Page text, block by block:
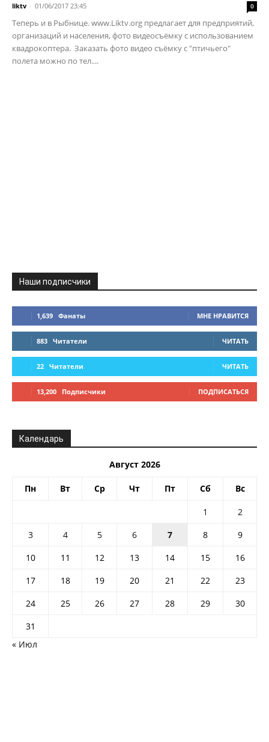
liktv - 01/06/2017 23:45 0
Теперь и в Рыбнице. www.Liktv.org предлагает для предприятий,
организаций и населения, фото видеосъёмку с использованием
квадрокоптера. Заказать фото видео съёмку с "птичьего"
полета можно по тел....
Наши подписчики
1,639 Фанаты МНЕ НРАВИТСЯ
883 Читатели ЧИТАТЬ
22 Читатели ЧИТАТЬ
13,200 Подписчики ПОДПИСАТЬСЯ
Календарь
Август 2026
Пн Вт Ср Чт Пт Сб Вс
1
2
3
4 5 6 7 8
9
10
11 12 13 14 15
16
17
18 19 20 21 22
23
24
25 26 27 28 29
30
31
« Июл